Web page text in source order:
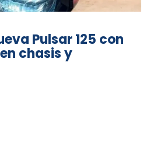
Pulsar 125 con
chasis y